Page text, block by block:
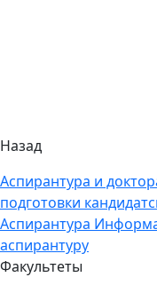
Назад
Аспирантура и
подготовки
Аспирантура
аспирантуру
Факультеты